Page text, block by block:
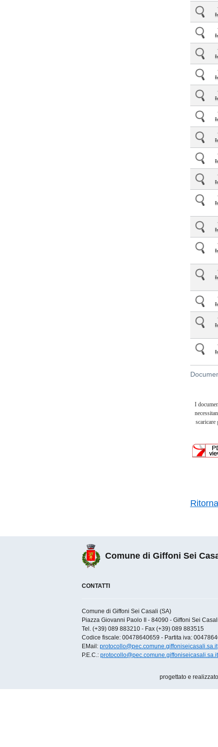
I
scaricare
Comune di Giffoni Sei
CONTATTI
Comune di Giffoni Sei Casali (SA)
Piazza Giovanni Paolo II - 84090 - Giffoni Sei
Tel. (+39) 089 883210 - Fax (+39) 089 883515
Codice fiscale: 00478640659 - Partita iva:
EMail: protocollo@pec.comune.giffoniseicasali.sa.it
P.E.C.: protocollo@pec.comune.giffoniseicasali.sa.it
progettato e